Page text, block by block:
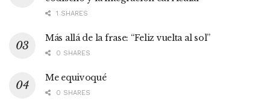
1 SHARES
Más allá de la frase: “Feliz vuelta al sol”
0 SHARES
Me equivoqué
0 SHARES